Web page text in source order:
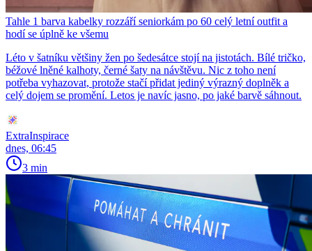
Tahle 1 barva kabelky rozzáří seniorkám po 60 celý letní outfit a
hodí se úplně ke všemu
Léto v šatníku většiny žen po šedesátce stojí na jistotách. Bílé tričko,
béžové lněné kalhoty, černé šaty na návštěvu. Nic z toho není
potřeba vyhazovat, protože stačí přidat jediný výrazný doplněk a
celý dojem se promění. Letos je navíc jasno, po jaké barvě sáhnout.
ExtraInspirace
dnes, 06:45
3 min